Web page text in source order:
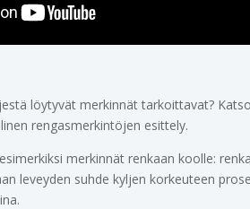
löytyvät merkinnät tarkoittavat? Katso
rengasmerkintöjen esittely.
merkinnät renkaan koolle:
leveyden suhde kyljen korkeuteen